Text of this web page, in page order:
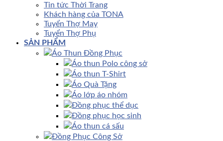
Tin tức Thời Trang
Khách hàng của TONA
Tuyển Thợ May
Tuyển Thợ Phụ
SẢN PHẨM
Áo Thun Đồng Phục
Áo thun Polo công sở
Áo thun T-Shirt
Áo Quà Tặng
Áo lớp áo nhóm
Đồng phục thể dục
Đồng phục học sinh
Áo thun cá sấu
Đồng Phục Công Sở